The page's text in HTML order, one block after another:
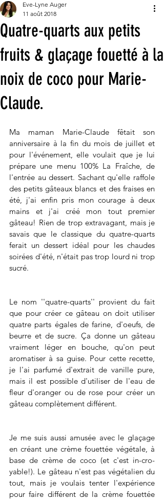
Quatre-quarts aux petits
fruits & glaçage fouetté à la
noix de coco pour Marie-
Claude.
Eve-Lyne Auger
11 août 2018
Ma maman Marie-Claude fêtait son
anniversaire à la fin du mois de juillet et
pour l'événement, elle voulait que je lui
prépare une menu 100% La Fraîche, de
l'entrée au dessert. Sachant qu'elle raffole
des petits gâteaux blancs et des fraises en
été, j'ai enfin pris mon courage à deux
mains et j'ai créé mon tout premier
gâteau! Rien de trop extravagant, mais je
savais que le classique du quatre-quarts
ferait un dessert idéal pour les chaudes
soirées d'été, n'était pas trop lourd ni trop
sucré.
Le nom ''quatre-quarts'' provient du fait
que pour créer ce gâteau on doit utiliser
quatre parts égales de farine, d'oeufs, de
beurre et de sucre. Ça donne un gâteau
vraiment léger en bouche, qu'on peut
aromatiser à sa guise. Pour cette recette,
je l'ai parfumé d'extrait de vanille pure,
mais il est possible d'utiliser de l'eau de
fleur d'oranger ou de rose pour créer un
gâteau complètement différent.
Je me suis aussi amusée avec le glaçage
en créant une crème fouettée végétale, à
base de crème de coco (et c'est in-cro-
yable!). Le gâteau n'est pas végétalien du
tout, mais je voulais tenter l'expérience
pour faire différent de la crème fouettée